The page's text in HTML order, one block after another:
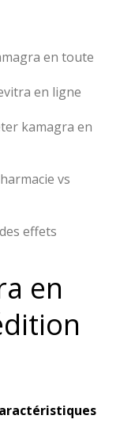
en toute
en ligne
kamagra en
vs
effets
en